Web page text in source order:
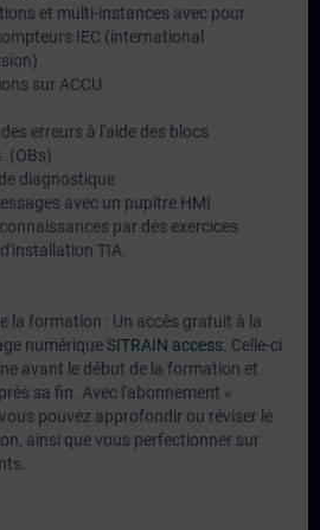
et multi-instances avec pour
IEC (international
sur ACCU
erreurs à l'aide des blocs
(OBs)
diagnostique
avec un pupitre HMI
par des exercices
TIA.
la formation : Un accès gratuit à la
numériqueSITRAIN access . Celle-ci
avant le début de la formation et
sa fin. Avec l'abonnement «
pouvez approfondir ou réviser le
ainsi que vous perfectionner sur